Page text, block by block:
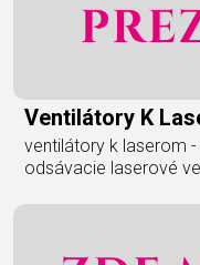
Ventilátory K
ventilátory k laserom
odsávacie laserové